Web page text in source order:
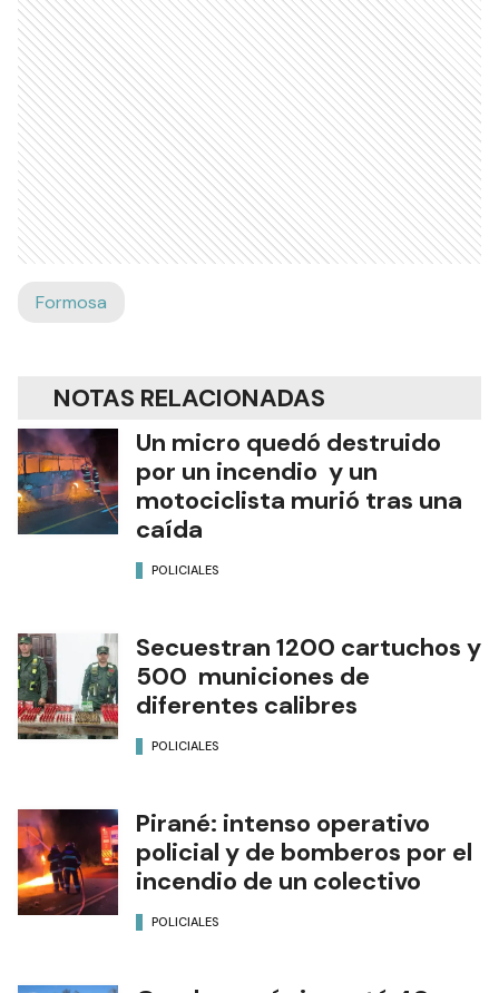
Formosa
NOTAS RELACIONADAS
Un micro quedó destruido
por un incendio y un
motociclista murió tras una
caída
POLICIALES
Secuestran 1200 cartuchos y
500 municiones de
diferentes calibres
POLICIALES
Pirané: intenso operativo
policial y de bomberos por el
incendio de un colectivo
POLICIALES